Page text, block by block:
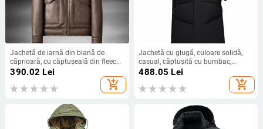
Jachetă de iarnă din blană de
căprioară, cu căptușeală din fleece
integrată, din piele îngroșată,
jachetă de piele pentru bărbați,
jachetă de piele pentru motocicletă,
390.02 Lei
add_shopping_cart
Jachetă cu glugă, culoare solidă,
casual, căptușită cu bumbac,
pentru bărbați, tineri și de vârstă
mijlocie, iarna 2024, haine de iarnă
noi, căptușită cu bumbac, jachetă
488.05 Lei
add_shopping_cart